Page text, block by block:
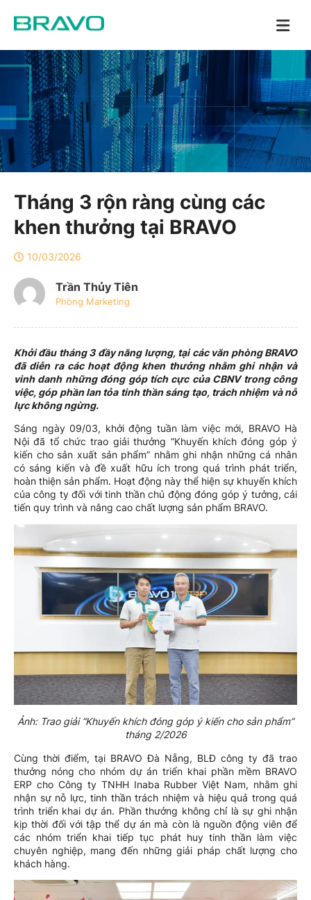
Tháng 3 rộn ràng cùng các
khen thưởng tại BRAVO
10/03/2026
Trần Thủy Tiên
Phòng Marketing
Khởi đầu tháng 3 đầy năng lượng, tại các văn phòng BRAVO
đã diễn ra các hoạt động khen thưởng nhằm ghi nhận và
vinh danh những đóng góp tích cực của CBNV trong công
việc, góp phần lan tỏa tinh thần sáng tạo, trách nhiệm và nỗ
lực không ngừng.
Sáng ngày 09/03, khởi động tuần làm việc mới, BRAVO Hà
Nội đã tổ chức trao giải thưởng “Khuyến khích đóng góp ý
kiến cho sản xuất sản phẩm” nhằm ghi nhận những cá nhân
có sáng kiến và đề xuất hữu ích trong quá trình phát triển,
hoàn thiện sản phẩm. Hoạt động này thể hiện sự khuyến khích
của công ty đối với tinh thần chủ động đóng góp ý tưởng, cải
tiến quy trình và nâng cao chất lượng sản phẩm BRAVO.
Ảnh: Trao giải “Khuyến khích đóng góp ý kiến cho sản phẩm”
tháng 2/2026
Cùng thời điểm, tại BRAVO Đà Nẵng, BLĐ công ty đã trao
thưởng nóng cho nhóm dự án triển khai phần mềm BRAVO
ERP cho Công ty TNHH Inaba Rubber Việt Nam, nhằm ghi
nhận sự nỗ lực, tinh thần trách nhiệm và hiệu quả trong quá
trình triển khai dự án. Phần thưởng không chỉ là sự ghi nhận
kịp thời đối với tập thể dự án mà còn là nguồn động viên để
các nhóm triển khai tiếp tục phát huy tinh thần làm việc
chuyên nghiệp, mang đến những giải pháp chất lượng cho
khách hàng.